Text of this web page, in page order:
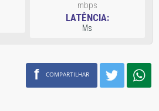
mbps
LATÊNCIA:
Ms
f COMPARTILHAR